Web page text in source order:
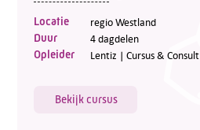
Locatie regio Westland
Duur 4 dagdelen
Opleider Lentiz | Cursus & Consult
Bekijk cursus